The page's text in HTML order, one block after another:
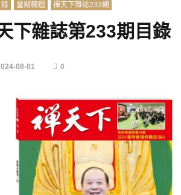
當期精選 禪天下雜誌233期
下雜誌第233期目錄
08-01 0